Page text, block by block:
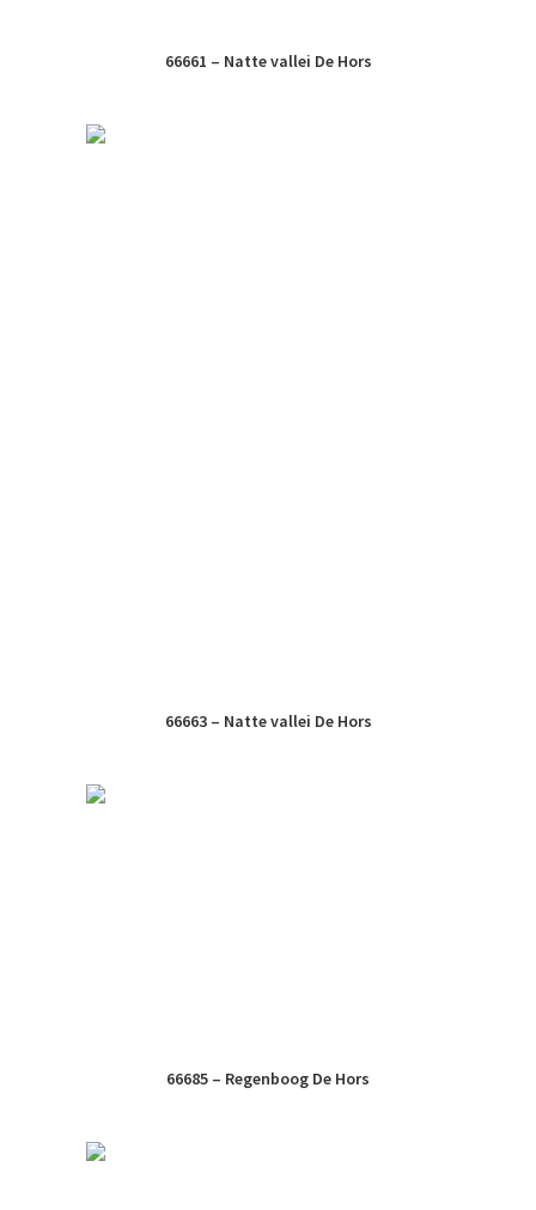
66661 – Natte vallei De Hors
66663 – Natte vallei De Hors
66685 – Regenboog De Hors